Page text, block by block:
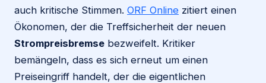
auch kritische Stimmen. ORF Online zitiert einen
Ökonomen, der die Treffsicherheit der neuen
Strompreisbremse bezweifelt. Kritiker
bemängeln, dass es sich erneut um einen
Preiseingriff handelt, der die eigentlichen